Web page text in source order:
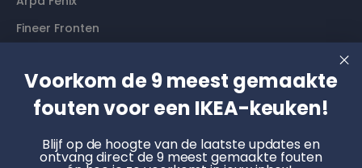
Fineer Fronten
Contact
Langs komen? Graag even een afspraak maken. Dan
hebben wij alle tijd voor je.
Voorkom de 9 meest gemaakte
fouten voor een IKEA-keuken!
Blijf op de hoogte van de laatste updates en
ontvang direct de 9 meest gemaakte fouten